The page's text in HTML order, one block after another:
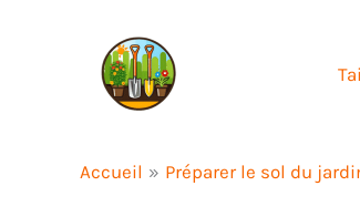
Accueil Préparer le sol du